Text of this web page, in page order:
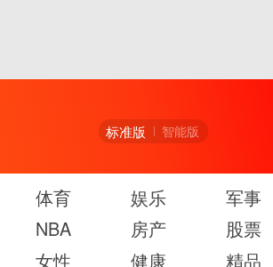
标准版 智能版
体育 娱乐 军事
NBA 房产 股票
女性 健康 精品